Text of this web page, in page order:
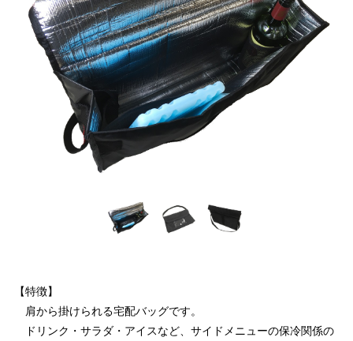
【特徴】
肩から掛けられる宅配バッグです。
ドリンク・サラダ・アイスなど、サイドメニューの保冷関係の